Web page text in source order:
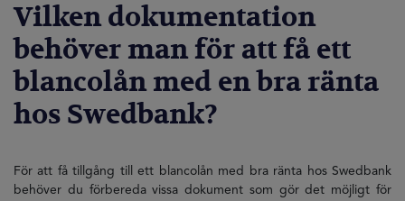
Vilken dokumentation
behöver man för att få ett
blancolån med en bra ränta
hos Swedbank?
För att få tillgång till ett blancolån med bra ränta hos Swedbank
behöver du förbereda vissa dokument som gör det möjligt för